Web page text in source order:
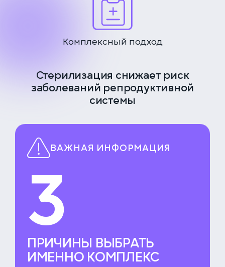
Комплексный подход
Стерилизация снижает риск
заболеваний репродуктивной
системы
ВАЖНАЯ ИНФОРМАЦИЯ
3
ПРИЧИНЫ ВЫБРАТЬ
ИМЕННО КОМПЛЕКС